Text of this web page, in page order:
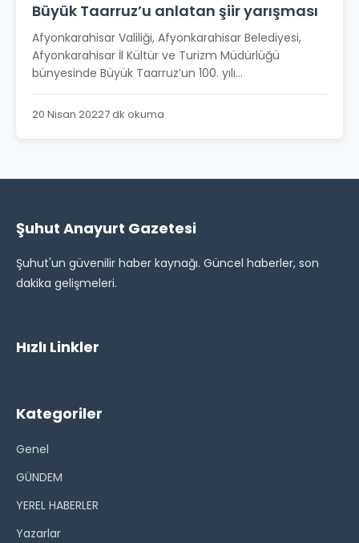
Büyük Taarruz’u anlatan şiir yarışması
Afyonkarahisar Valiliği, Afyonkarahisar Belediyesi,
Afyonkarahisar İl Kültür ve Turizm Müdürlüğü
bünyesinde Büyük Taarruz’un 100. yılı...
20 Nisan 20227 dk okuma
Şuhut Anayurt Gazetesi
Şuhut'un güvenilir haber kaynağı. Güncel haberler, son
dakika gelişmeleri.
Hızlı Linkler
Kategoriler
Genel
GÜNDEM
YEREL HABERLER
Yazarlar